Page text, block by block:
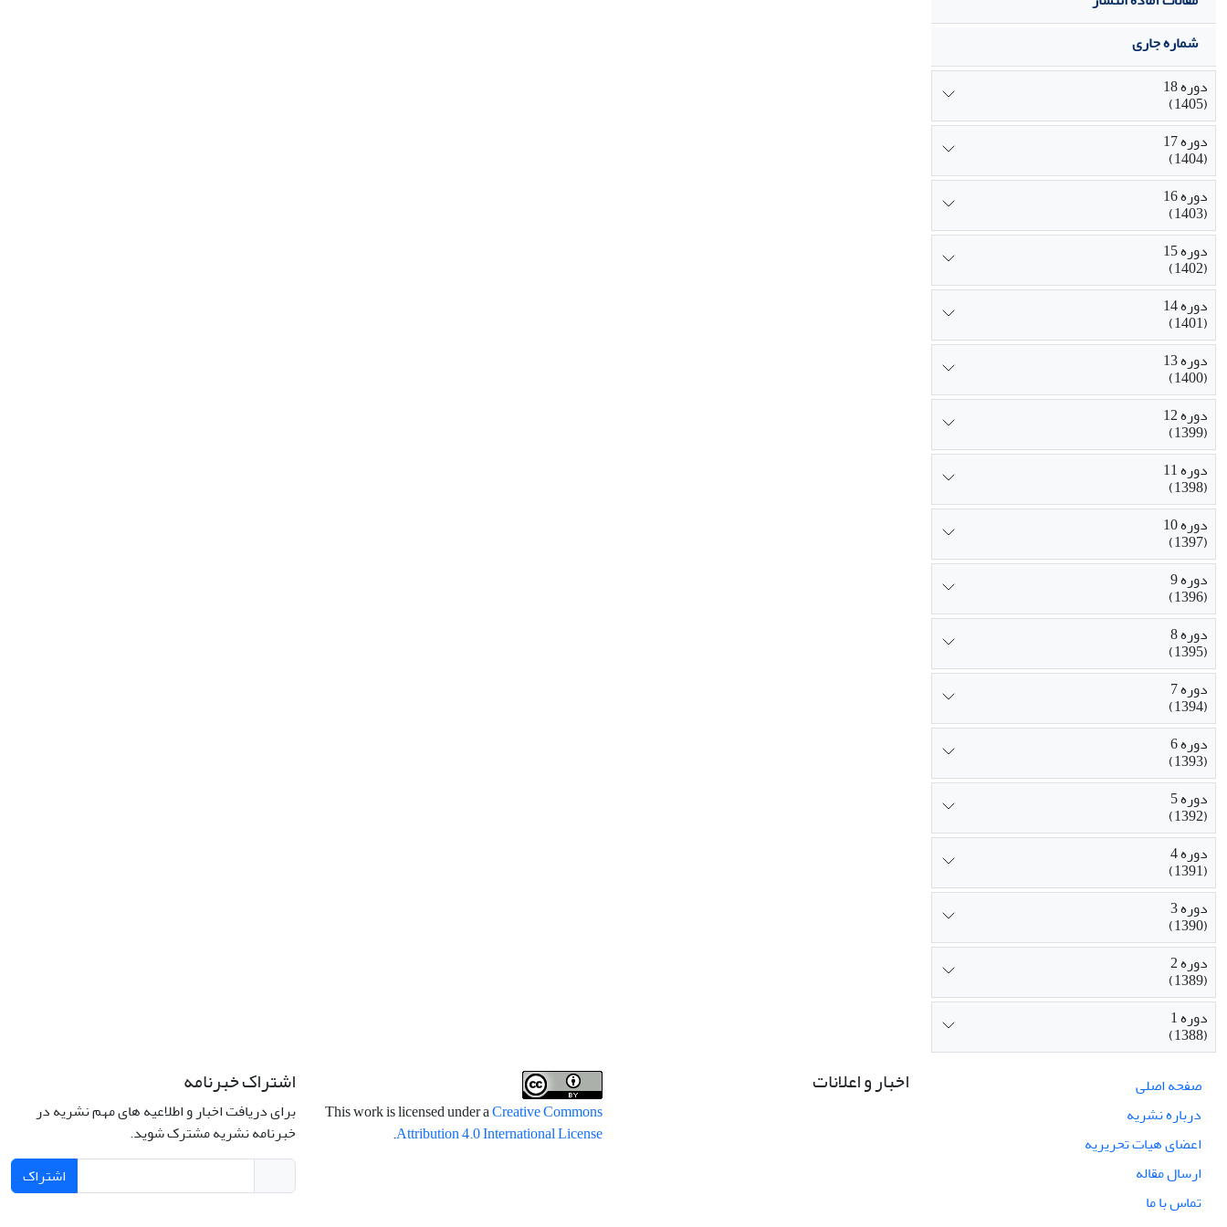
شماره جاری
دوره 18
(1405)
دوره 17
(1404)
دوره 16
(1403)
دوره 15
(1402)
دوره 14
(1401)
دوره 13
(1400)
دوره 12
(1399)
دوره 11
(1398)
دوره 10
(1397)
دوره 9
(1396)
دوره 8
(1395)
دوره 7
(1394)
دوره 6
(1393)
دوره 5
(1392)
دوره 4
(1391)
دوره 3
(1390)
دوره 2
(1389)
دوره 1
(1388)
صفحه اصلی
درباره نشریه
اعضای هیات تحریریه
ارسال مقاله
تماس با ما
اخبار و اعلانات
This work is licensed under aCreative Commons
Attribution 4.0 International License
.
اشتراک خبرنامه
برای دریافت اخبار و اطلاعیه های مهم نشریه در
خبرنامه نشریه مشترک شوید.
اشتراک